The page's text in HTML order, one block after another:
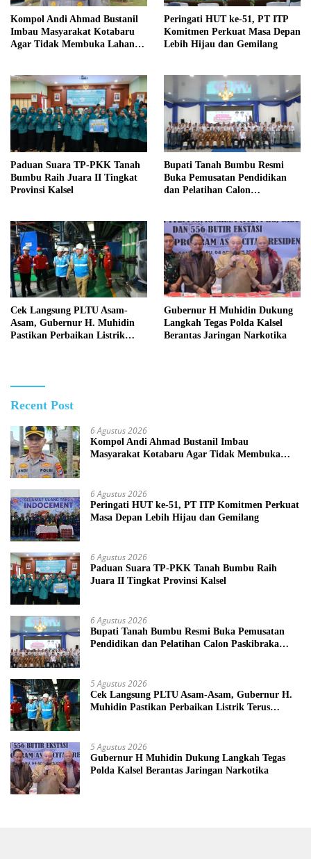
Kompol Andi Ahmad Bustanil
Imbau Masyarakat Kotabaru
Agar Tidak Membuka Lahan
Peringati HUT ke-51, PT ITP
Komitmen Perkuat Masa Depan
Lebih Hijau dan Gemilang
Paduan Suara TP-PKK Tanah
Bumbu Raih Juara II Tingkat
Provinsi Kalsel
Bupati Tanah Bumbu Resmi
Buka Pemusatan Pendidikan
dan Pelatihan Calon
Cek Langsung PLTU Asam-
Asam, Gubernur H. Muhidin
Pastikan Perbaikan Listrik
Gubernur H Muhidin Dukung
Langkah Tegas Polda Kalsel
Berantas Jaringan Narkotika
Recent Post
6 Agustus 2026
Kompol Andi Ahmad Bustanil Imbau
Masyarakat Kotabaru Agar Tidak Membuka
6 Agustus 2026
Peringati HUT ke-51, PT ITP Komitmen Perkuat
Masa Depan Lebih Hijau dan Gemilang
6 Agustus 2026
Paduan Suara TP-PKK Tanah Bumbu Raih
Juara II Tingkat Provinsi Kalsel
6 Agustus 2026
Bupati Tanah Bumbu Resmi Buka Pemusatan
Pendidikan dan Pelatihan Calon Paskibraka
5 Agustus 2026
Cek Langsung PLTU Asam-Asam, Gubernur H.
Muhidin Pastikan Perbaikan Listrik Terus
5 Agustus 2026
Gubernur H Muhidin Dukung Langkah Tegas
Polda Kalsel Berantas Jaringan Narkotika